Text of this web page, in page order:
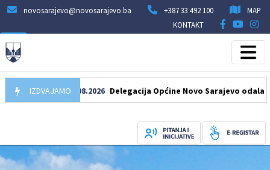
novosarajevo@novosarajevo.ba +387 33 492 100
MAP
KONTAKT
IZDVAJAMO
07.08.2026 Delegacija Općine Novo Sarajevo odala